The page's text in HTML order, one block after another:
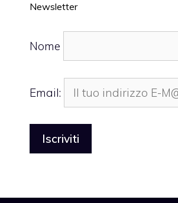
Newsletter
Nome
Email: